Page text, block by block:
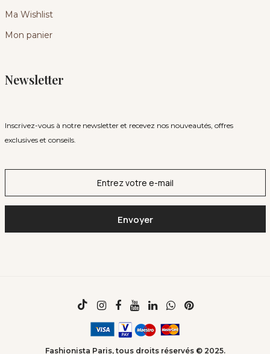
Ma Wishlist
Mon panier
Newsletter
Inscrivez-vous à notre newsletter et recevez nos nouveautés, offres
exclusives et conseils.
Fashionista Paris, tous droits réservés © 2025.